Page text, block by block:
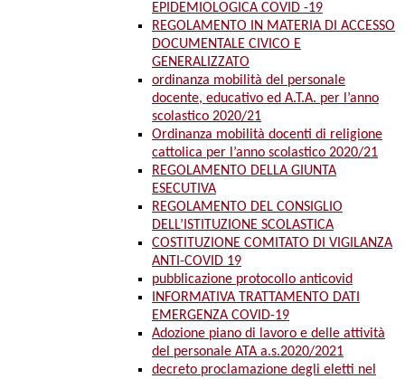
EPIDEMIOLOGICA COVID -19
REGOLAMENTO IN MATERIA DI ACCESSO
DOCUMENTALE CIVICO E
GENERALIZZATO
ordinanza mobilità del personale
docente, educativo ed A.T.A. per l’anno
scolastico 2020/21
Ordinanza mobilità docenti di religione
cattolica per l’anno scolastico 2020/21
REGOLAMENTO DELLA GIUNTA
ESECUTIVA
REGOLAMENTO DEL CONSIGLIO
DELL’ISTITUZIONE SCOLASTICA
COSTITUZIONE COMITATO DI VIGILANZA
ANTI-COVID 19
pubblicazione protocollo anticovid
INFORMATIVA TRATTAMENTO DATI
EMERGENZA COVID-19
Adozione piano di lavoro e delle attività
del personale ATA a.s.2020/2021
decreto proclamazione degli eletti nel